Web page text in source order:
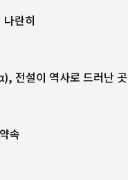
란히
전설이 역사로 드러난 곳
속